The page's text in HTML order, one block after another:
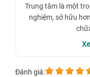
Trung tâm là một
nghiệm, sở hữu
Đánh giá: